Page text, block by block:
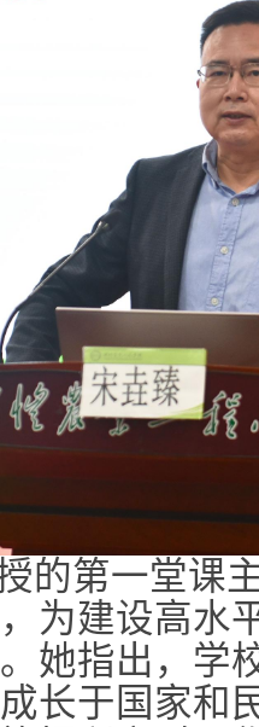
的第一堂课
为建设高水
她指出，学
长于国家和